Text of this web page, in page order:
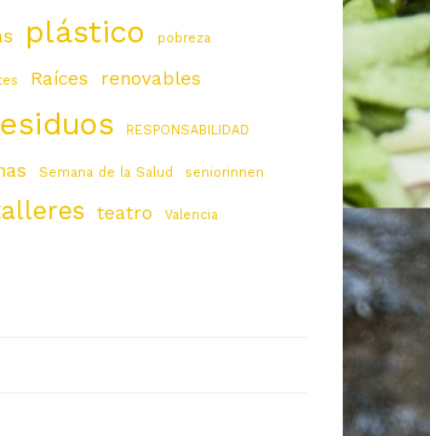
plástico pobreza
Raíces renovables
RESPONSABILIDAD
Semana de la Salud seniorinnen
teatro Valencia